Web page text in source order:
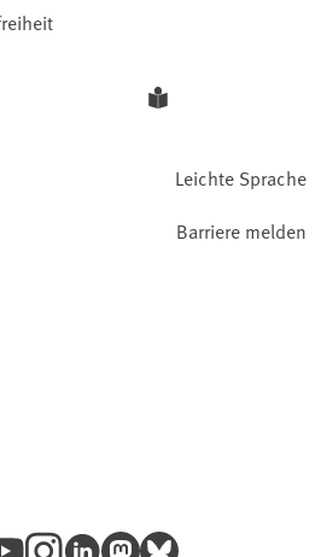
Leichte Sprache
Barriere melden